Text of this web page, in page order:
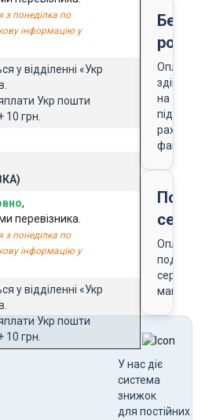
з понеділка по
інформацію у
у відділенні «Укр
Укр пошти
10 грн.
,
перевізника.
з понеділка по
інформацію у
у відділенні «Укр
Укр пошти
10 грн.
Оплата
на
підставі
рахунку-
фактури
Оплата
магазину
У нас діє
система
знижок
для постійних